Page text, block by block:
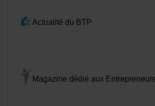
Actualité du BTP
Magazine dédié aux